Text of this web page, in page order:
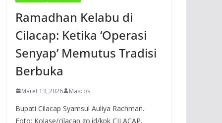
Ramadhan Kelabu di
Cilacap: Ketika ‘Operasi
Senyap’ Memutus Tradisi
Berbuka
Maret 13, 2026 Mascos
Bupati Cilacap Syamsul Auliya Rachman.
Foto: Kolase/cilacap.go.id/kpk CILACAP,